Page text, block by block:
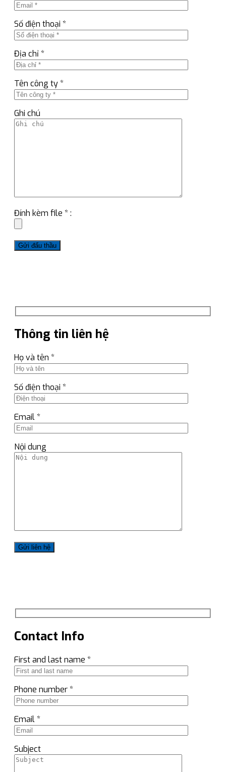
Số điện thoại *
Địa chỉ *
Tên công ty *
Ghi chú
Đính kèm file * :
Thông tin liên hệ
Họ và tên *
Số điện thoại *
Email *
Nội dung
Contact Info
First and last name *
Phone number *
Email *
Subject